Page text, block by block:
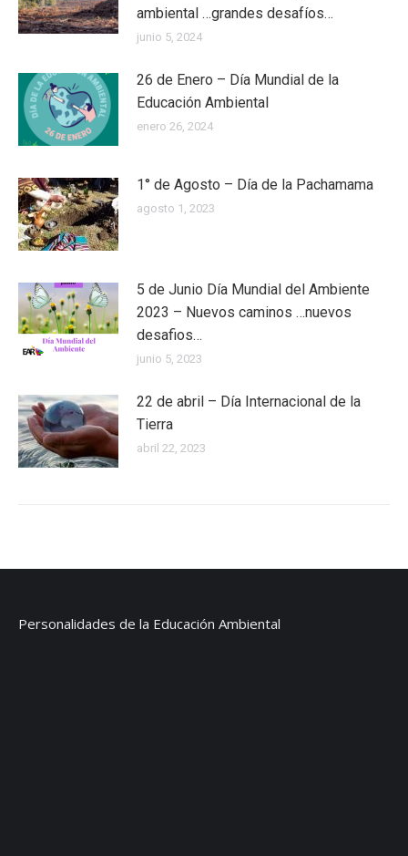
ambiental …grandes desafíos…
junio 5, 2024
26 de Enero – Día Mundial de la
Educación Ambiental
enero 26, 2024
1° de Agosto – Día de la Pachamama
agosto 1, 2023
5 de Junio Día Mundial del Ambiente
2023 – Nuevos caminos …nuevos
desafios…
junio 5, 2023
22 de abril – Día Internacional de la
Tierra
abril 22, 2023
Personalidades de la Educación Ambiental